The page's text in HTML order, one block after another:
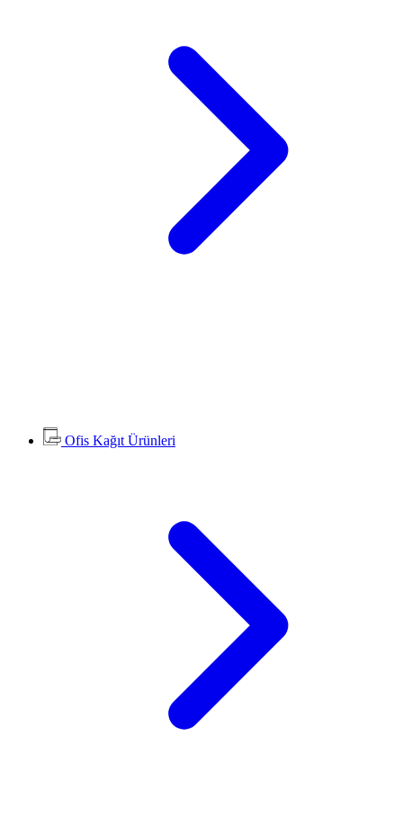
Ofis Kağıt Ürünleri